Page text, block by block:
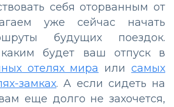
себя оторванным от
уже сейчас начать
будущих поездок.
каким будет ваш отпуск в
отелях мира илисамых
замках. А если сидеть на
еще долго не захочется,